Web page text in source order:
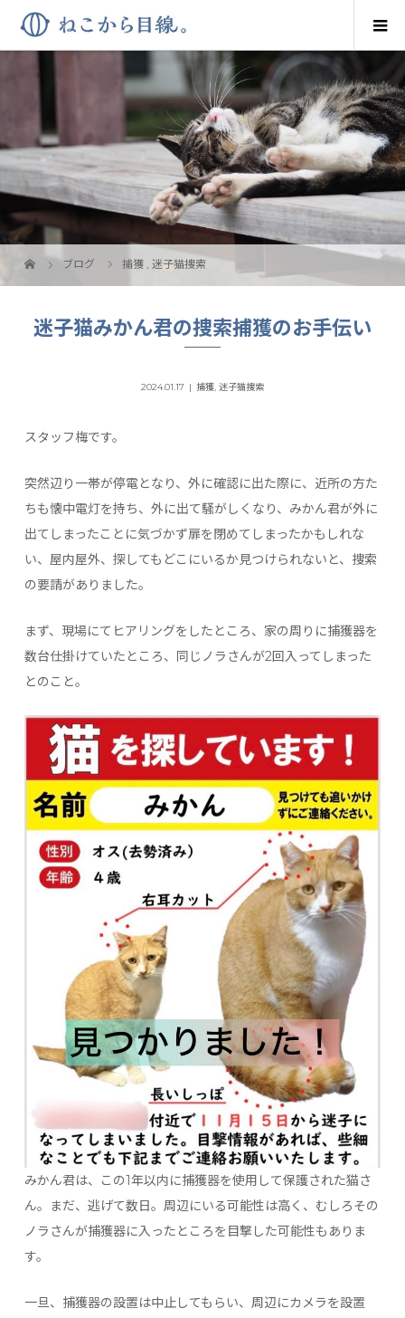
ブログ 捕獲 ,迷子猫捜索
迷子猫みかん君の捜索捕獲のお手伝い
2024.01.17 捕獲, 迷子猫捜索
スタッフ梅です。
突然辺り一帯が停電となり、外に確認に出た際に、近所の方た
ちも懐中電灯を持ち、外に出て騒がしくなり、みかん君が外に
出てしまったことに気づかず扉を閉めてしまったかもしれな
い、屋内屋外、探してもどこにいるか見つけられないと、捜索
の要請がありました。
まず、現場にてヒアリングをしたところ、家の周りに捕獲器を
数台仕掛けていたところ、同じノラさんが2回入ってしまった
とのこと。
みかん君は、この1年以内に捕獲器を使用して保護された猫さ
ん。まだ、逃げて数日。周辺にいる可能性は高く、むしろその
ノラさんが捕獲器に入ったところを目撃した可能性もありま
す。
一旦、捕獲器の設置は中止してもらい、周辺にカメラを設置